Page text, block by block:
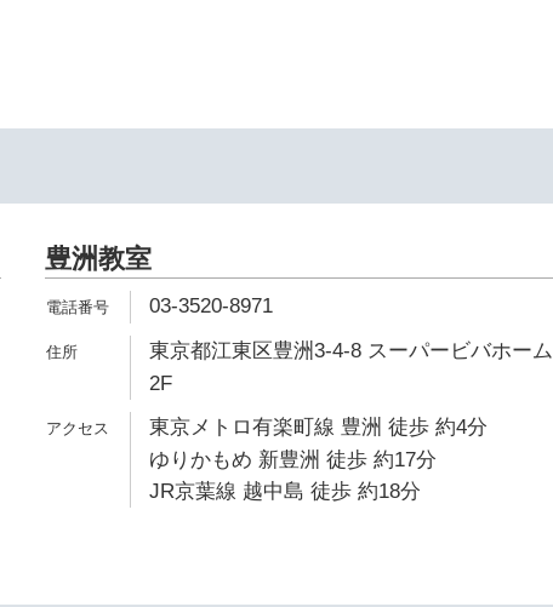
豊洲教室
03-3520-8971
東京都江東区豊洲3-4-8 スーパービバホーム
2F
東京メトロ有楽町線 豊洲 徒歩 約4分
ゆりかもめ 新豊洲 徒歩 約17分
JR京葉線 越中島 徒歩 約18分